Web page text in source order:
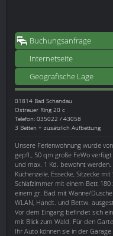
Buchungsanfrage
Internetseite
Geografische Lage
01814 Bad Schandau
Ostrauer Ring 20 c
Telefon: 035022 / 43058
3 Betten + zusätzlich Aufbettung
Unsere Ferienwohnung wurde
gepfl., 50 qm große FeWo
und max. 1 Kd. bewohnt
Küchenzeile, Essecke, Sitzecke
Schlafzimmer mit einem Bett
einem gr. Bad mit Wanne/
WLAN, Handt. und Bettw.
Vor dem Eingang befindet sich
mit Blick zum Wald. Für den
Ihr Auto können sie in der Garage